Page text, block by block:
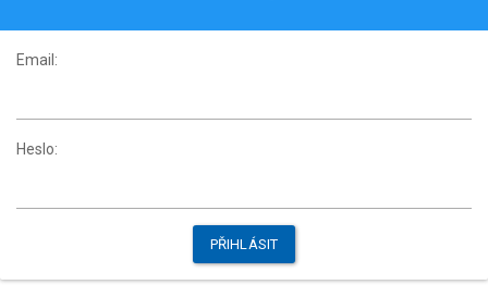
Email:
Heslo: